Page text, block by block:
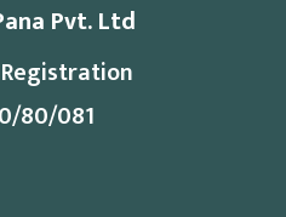
Pvt. Ltd
80/081